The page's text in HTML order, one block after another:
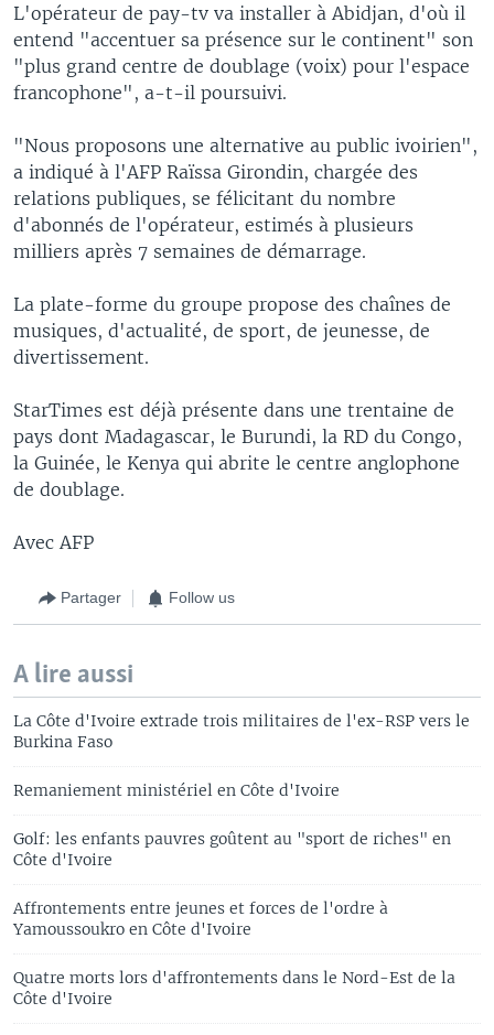
L'opérateur de pay-tv va installer à Abidjan, d'où il
entend "accentuer sa présence sur le continent" son
"plus grand centre de doublage (voix) pour l'espace
francophone", a-t-il poursuivi.
"Nous proposons une alternative au public ivoirien",
a indiqué à l'AFP Raïssa Girondin, chargée des
relations publiques, se félicitant du nombre
d'abonnés de l'opérateur, estimés à plusieurs
milliers après 7 semaines de démarrage.
La plate-forme du groupe propose des chaînes de
musiques, d'actualité, de sport, de jeunesse, de
divertissement.
StarTimes est déjà présente dans une trentaine de
pays dont Madagascar, le Burundi, la RD du Congo,
la Guinée, le Kenya qui abrite le centre anglophone
de doublage.
Avec AFP
Partager Follow us
A lire aussi
La Côte d'Ivoire extrade trois militaires de l'ex-RSP vers le
Burkina Faso
Remaniement ministériel en Côte d'Ivoire
Golf: les enfants pauvres goûtent au "sport de riches" en
Côte d'Ivoire
Affrontements entre jeunes et forces de l'ordre à
Yamoussoukro en Côte d'Ivoire
Quatre morts lors d'affrontements dans le Nord-Est de la
Côte d'Ivoire